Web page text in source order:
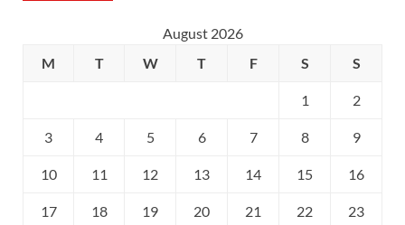
August 2026
M
T W T F S S
1 2
3 4 5 6 7 8 9
10 11 12 13 14 15 16
17 18 19 20 21 22 23